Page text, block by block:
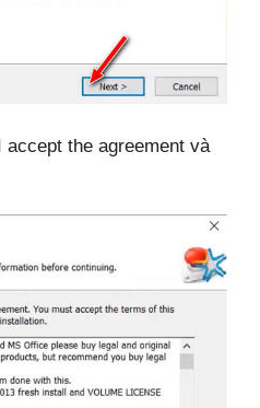
the agreement và